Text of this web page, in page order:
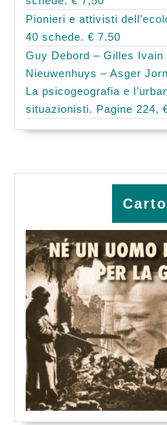
Pionieri e attivisti
40 schede. € 7.50
Guy Debord – Gilles Ivain
Nieuwenhuys – Asger
La psicogeografia e
situazionisti. Pagine 224,